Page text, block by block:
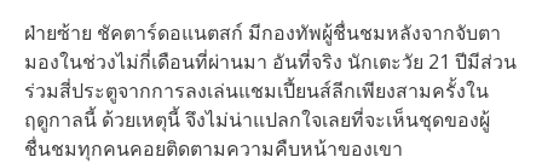
ฝ่ายซ้าย ชัคตาร์ดอแนตสก์ มีกองทัพผู้ชื่นชมหลังจากจับตา
มองในช่วงไม่กี่เดือนที่ผ่านมา อันที่จริง นักเตะวัย 21 ปีมีส่วน
ร่วมสี่ประตูจากการลงเล่นแชมเปี้ยนส์ลีกเพียงสามครั้งใน
ฤดูกาลนี้ ด้วยเหตุนี้ จึงไม่น่าแปลกใจเลยที่จะเห็นชุดของผู้
ชื่นชมทุกคนคอยติดตามความคืบหน้าของเขา